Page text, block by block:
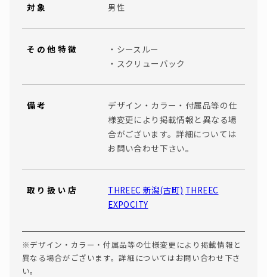
対象 男性
その他特徴
・シースルー
・スクリューバック
備考
デザイン・カラー・付属品等の仕
様変更により掲載情報と異なる場
合がございます。詳細については
お問い合わせ下さい。
取り扱い店 THREEC 新潟(古町) THREEC
EXPOCITY
※デザイン・カラー・付属品等の仕様変更により掲載情報と
異なる場合がございます。詳細についてはお問い合わせ下さ
い。